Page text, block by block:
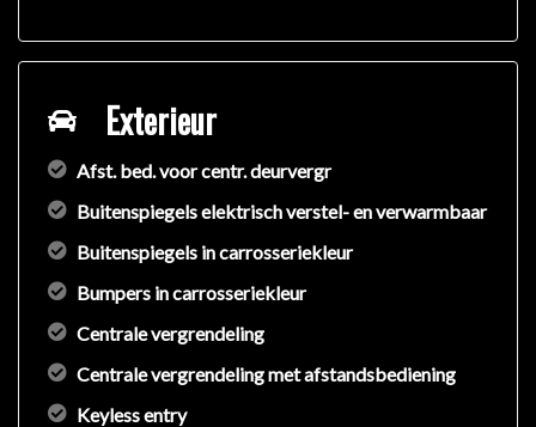
Exterieur
Afst. bed. voor centr. deurvergr
Buitenspiegels elektrisch verstel- en verwarmbaar
Buitenspiegels in carrosseriekleur
Bumpers in carrosseriekleur
Centrale vergrendeling
Centrale vergrendeling met afstandsbediening
Keyless entry